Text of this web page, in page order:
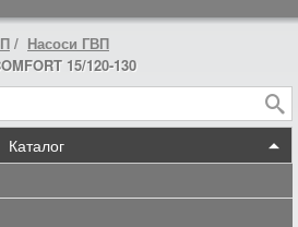
Насоси ГВП
15/120-130
Каталог